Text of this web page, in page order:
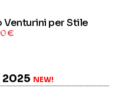
Venturini per Stile
€
2025 NEW!